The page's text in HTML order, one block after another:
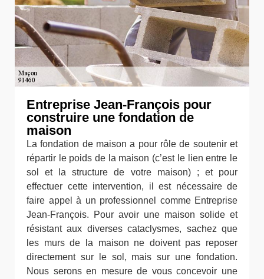
Entreprise Jean-François pour
construire une fondation de
maison
La fondation de maison a pour rôle de soutenir et
répartir le poids de la maison (c’est le lien entre le
sol et la structure de votre maison) ; et pour
effectuer cette intervention, il est nécessaire de
faire appel à un professionnel comme Entreprise
Jean-François. Pour avoir une maison solide et
résistant aux diverses cataclysmes, sachez que
les murs de la maison ne doivent pas reposer
directement sur le sol, mais sur une fondation.
Nous serons en mesure de vous concevoir une